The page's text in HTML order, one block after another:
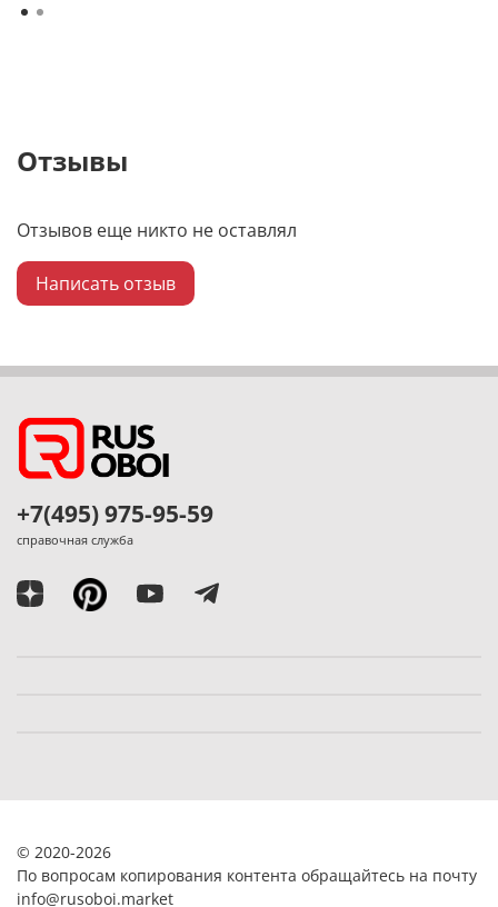
Отзывы
Отзывов еще никто не оставлял
Написать отзыв
+7(495) 975-95-59
справочная служба
© 2020-2026
По вопросам копирования контента обращайтесь на почту
info@rusoboi.market